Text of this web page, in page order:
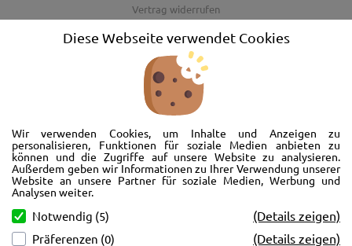
Diese Webseite verwendet Cookies
Wir verwenden Cookies, um Inhalte und Anzeigen zu
personalisieren, Funktionen für soziale Medien anbieten zu
können und die Zugriffe auf unsere Website zu analysieren.
Außerdem geben wir Informationen zu Ihrer Verwendung unserer
Website an unsere Partner für soziale Medien, Werbung und
Analysen weiter.
Notwendig (5) (Details zeigen)
Präferenzen (0) (Details zeigen)
Vertrag widerrufen
Barrierefreiheitserklärung
Wir freuen uns, Sie im AutoShop Wimmer in Passau zu begrüßen. Wir
bieten Ihnen Kompletträder und Reifen für die Automarken Ford, Land
Rover, Range Rover, Volvo, Peugeot, Jaguar und Citroen. Hier in Passau
schlägt unser Herz rund um’s Auto. Wir bieten Ihnen Beratung,
Werkstatt, Service und natürlich Verkauf. Wollen Sie erstmal in Ruhe
von der Couch aus unsere Räder und Merchandise Artikel durchstöbern
und Ihre neuen Räder betrachten? Oder doch lieber eine Volvo Jacke
kaufen? Von Ford bis Volvo, wir bieten Ihnen tolle Fotos mit allen Infos
und schnellen Kontakt zum AutoShop Wimmer. Schreiben Sie eine Mail,